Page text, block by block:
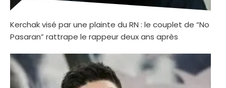
Kerchak visé par une plainte du RN : le couplet de “No
Pasaran” rattrape le rappeur deux ans après